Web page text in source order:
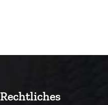
Rechtliches